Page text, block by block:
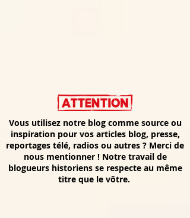
Vous utilisez notre blog comme source ou
inspiration pour vos articles blog, presse,
reportages télé, radios ou autres ? Merci de
nous mentionner ! Notre travail de
blogueurs historiens se respecte au même
titre que le vôtre.